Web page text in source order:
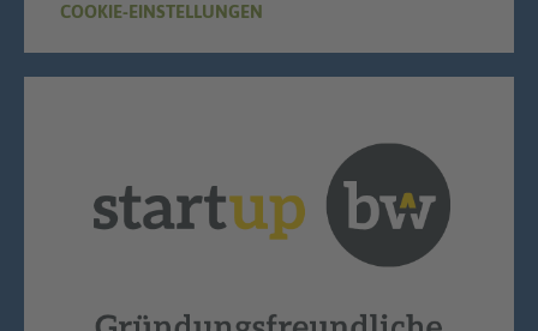
COOKIE-EINSTELLUNGEN